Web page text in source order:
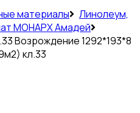
материалы
Линолеум,
МОНАРХ Амадей
Возрождение 1292*193*8
кл.33